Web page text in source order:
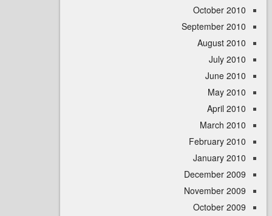
October
September
August
July
June
May
April
March
February
January
December
November
October